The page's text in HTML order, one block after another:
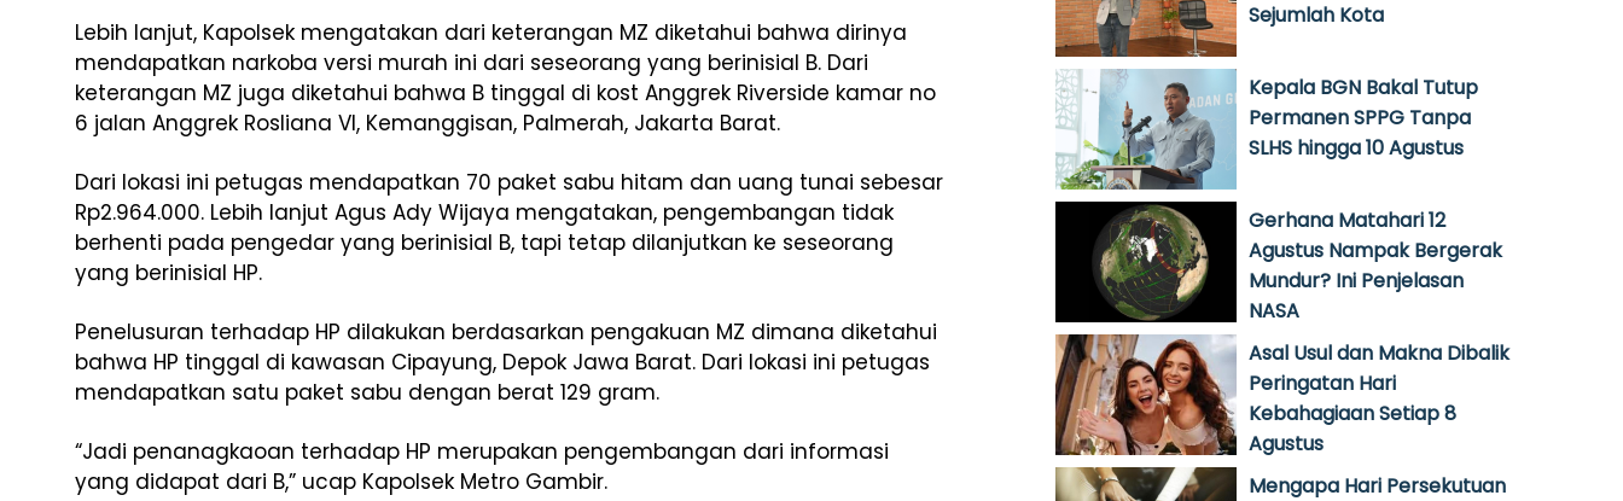
Lebih lanjut, Kapolsek mengatakan dari keterangan MZ diketahui bahwa dirinya
mendapatkan narkoba versi murah ini dari seseorang yang berinisial B. Dari
keterangan MZ juga diketahui bahwa B tinggal di kost Anggrek Riverside kamar no
6 jalan Anggrek Rosliana VI, Kemanggisan, Palmerah, Jakarta Barat.
Dari lokasi ini petugas mendapatkan 70 paket sabu hitam dan uang tunai sebesar
Rp2.964.000. Lebih lanjut Agus Ady Wijaya mengatakan, pengembangan tidak
berhenti pada pengedar yang berinisial B, tapi tetap dilanjutkan ke seseorang
yang berinisial HP.
Penelusuran terhadap HP dilakukan berdasarkan pengakuan MZ dimana diketahui
bahwa HP tinggal di kawasan Cipayung, Depok Jawa Barat. Dari lokasi ini petugas
mendapatkan satu paket sabu dengan berat 129 gram.
“Jadi penanagkaoan terhadap HP merupakan pengembangan dari informasi
yang didapat dari B,” ucap Kapolsek Metro Gambir.
Sejumlah Kota
Kepala BGN Bakal Tutup
Permanen SPPG Tanpa
SLHS hingga 10 Agustus
Gerhana Matahari 12
Agustus Nampak Bergerak
Mundur? Ini Penjelasan
NASA
Asal Usul dan Makna Dibalik
Peringatan Hari
Kebahagiaan Setiap 8
Agustus
Mengapa Hari Persekutuan